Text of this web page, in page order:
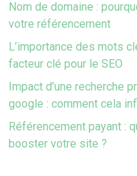
Nom de domaine :
votre référencement
L’importance des mots
facteur clé pour le SEO
Impact d’une recherche
google : comment cela
Référencement payant :
booster votre site ?